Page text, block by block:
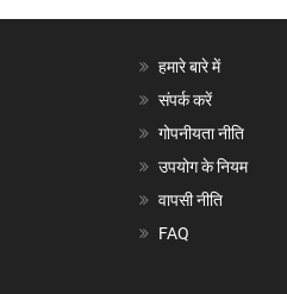
हमारे बारे में
संपर्क करें
गोपनीयता नीति
उपयोग के नियम
वापसी नीति
FAQ